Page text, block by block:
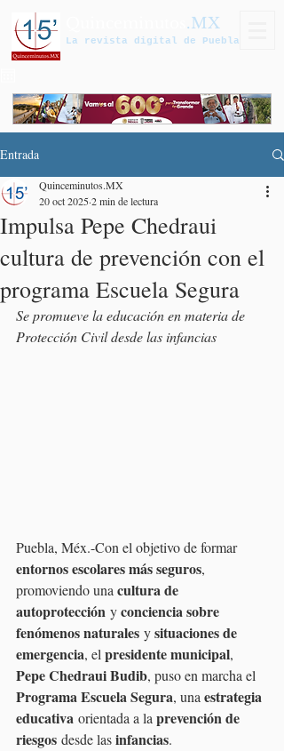
.MX
La revista digital de Puebla
Entrada
Impulsa Pepe Chedraui
cultura de prevención con el
programa Escuela Segura
Quinceminutos.MX
20 oct 20252 min de lectura
Se promueve la educación en materia de
Protección Civil desde las infancias
Puebla, Méx.-Con el objetivo de formar
entornos escolares más seguros,
promoviendo una cultura de
autoprotección y conciencia sobre
fenómenos naturales y situaciones de
emergencia, el presidente municipal,
Pepe Chedraui Budib, puso en marcha el
Programa Escuela Segura, una estrategia
educativa orientada a la prevención de
riesgos desde las infancias.